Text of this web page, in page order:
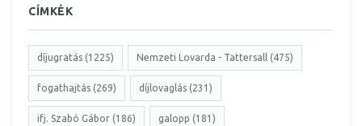
CÍMKÉK
díjugratás (1225) Nemzeti Lovarda - Tattersall (475)
fogathajtás (269) díjlovaglás (231)
ifj. Szabó Gábor (186) galopp (181)